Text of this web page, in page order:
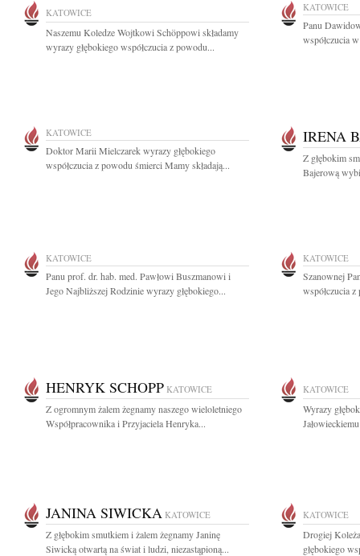
KATOWICE
Naszemu Koledze Wojtkowi Schöppowi składamy
wyrazy głębokiego współczucia z powodu...
KATOWICE
Panu
współczucia
KATOWICE
Doktor Marii Mielczarek wyrazy głębokiego
współczucia z powodu śmierci Mamy składają...
IRENA
Z głębokim
Bajerową
KATOWICE
Panu prof. dr. hab. med. Pawłowi Buszmanowi i
Jego Najbliższej Rodzinie wyrazy głębokiego...
KATOWICE
Szanownej
współczucia
HENRYK SCHOPP KATOWICE
Z ogromnym żalem żegnamy naszego wieloletniego
Współpracownika i Przyjaciela Henryka...
KATOWICE
Wyrazy
JANINA SIWICKA KATOWICE
Z głębokim smutkiem i żalem żegnamy Janinę
Siwicką otwartą na świat i ludzi, niezastąpioną...
KATOWICE
Drogiej
głębokiego